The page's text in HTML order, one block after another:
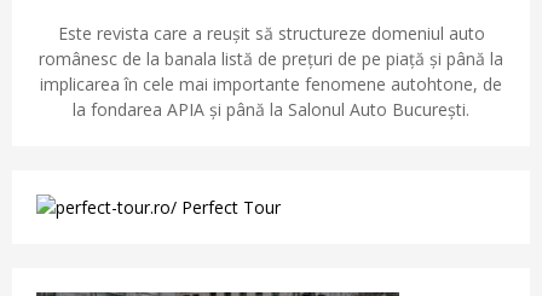
Este revista care a reușit să structureze domeniul auto
românesc de la banala listă de prețuri de pe piață și până la
implicarea în cele mai importante fenomene autohtone, de
la fondarea APIA și până la Salonul Auto București.